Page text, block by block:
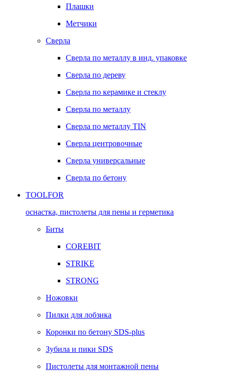
Плашки
Метчики
Сверла
Сверла по металлу в инд. упаковке
Сверла по дереву
Сверла по керамике и стеклу
Сверла по металлу
Сверла по металлу TIN
Сверла центровочные
Сверла универсальные
Сверла по бетону
TOOLFOR
оснастка, пистолеты для пены и герметика
Биты
COREBIT
STRIKE
STRONG
Ножовки
Пилки для лобзика
Коронки по бетону SDS-plus
Зубила и пики SDS
Пистолеты для монтажной пены